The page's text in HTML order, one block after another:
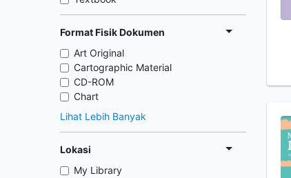
Format Fisik Dokumen
Art Original
Cartographic Material
CD-ROM
Chart
Lihat Lebih Banyak
Lokasi
My Library